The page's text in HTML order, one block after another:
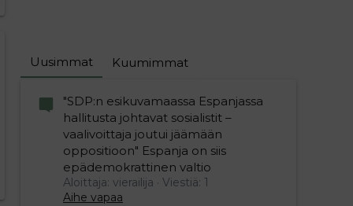
editoriin…
Uusimmat Kuumimmat
"SDP:n esikuvamaassa Espanjassa
hallitusta johtavat sosialistit –
vaalivoittaja joutui jäämään
oppositioon" Espanja on siis
epädemokrattinen valtio
Aloittaja: vierailija
Viestiä: 1
Aihe vapaa